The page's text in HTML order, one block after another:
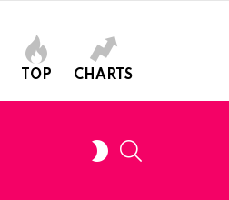
TOP CHARTS
SWITCH
SKIN